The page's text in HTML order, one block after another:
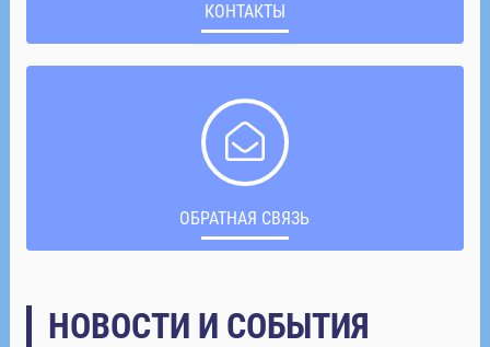
КОНТАКТЫ
ОБРАТНАЯ СВЯЗЬ
НОВОСТИ И СОБЫТИЯ